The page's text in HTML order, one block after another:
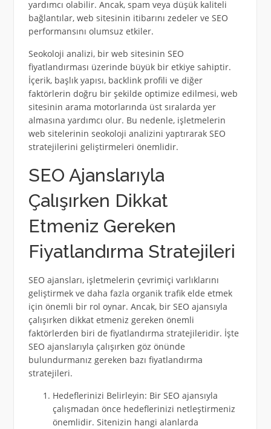
yardımcı olabilir. Ancak, spam veya düşük kaliteli
bağlantılar, web sitesinin itibarını zedeler ve SEO
performansını olumsuz etkiler.
Seokoloji analizi, bir web sitesinin SEO
fiyatlandırması üzerinde büyük bir etkiye sahiptir.
İçerik, başlık yapısı, backlink profili ve diğer
faktörlerin doğru bir şekilde optimize edilmesi, web
sitesinin arama motorlarında üst sıralarda yer
almasına yardımcı olur. Bu nedenle, işletmelerin
web sitelerinin seokoloji analizini yaptırarak SEO
stratejilerini geliştirmeleri önemlidir.
SEO Ajanslarıyla
Çalışırken Dikkat
Etmeniz Gereken
Fiyatlandırma Stratejileri
SEO ajansları, işletmelerin çevrimiçi varlıklarını
geliştirmek ve daha fazla organik trafik elde etmek
için önemli bir rol oynar. Ancak, bir SEO ajansıyla
çalışırken dikkat etmeniz gereken önemli
faktörlerden biri de fiyatlandırma stratejileridir. İşte
SEO ajanslarıyla çalışırken göz önünde
bulundurmanız gereken bazı fiyatlandırma
stratejileri.
Hedeflerinizi Belirleyin: Bir SEO ajansıyla
çalışmadan önce hedeflerinizi netleştirmeniz
önemlidir. Sitenizin hangi alanlarda